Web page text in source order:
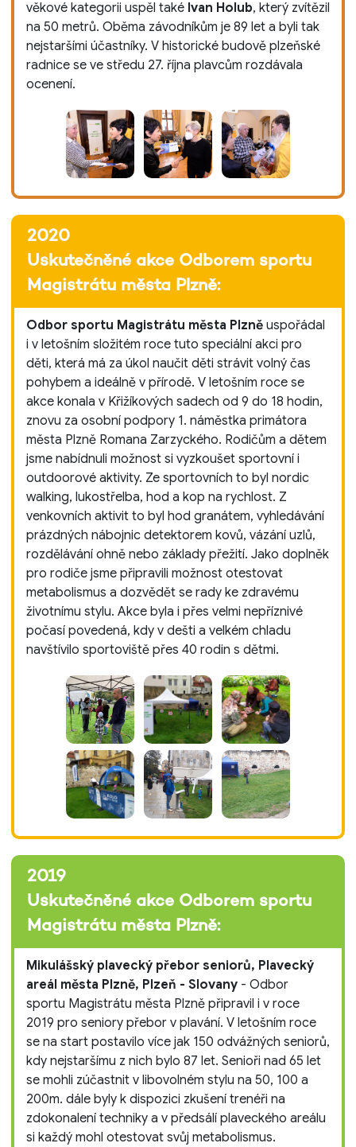
věkové kategorii uspěl také Ivan Holub, který zvítězil
na 50 metrů. Oběma závodníkům je 89 let a byli tak
nejstaršími účastníky. V historické budově plzeňské
radnice se ve středu 27. října plavcům rozdávala
ocenení.
2020
Uskutečněné akce Odborem sportu
Magistrátu města Plzně:
Odbor sportu Magistrátu města Plzně uspořádal
i v letošním složitém roce tuto speciální akci pro
děti, která má za úkol naučit děti strávit volný čas
pohybem a ideálně v přírodě. V letošním roce se
akce konala v Křižíkových sadech od 9 do 18 hodin,
znovu za osobní podpory 1. náměstka primátora
města Plzně Romana Zarzyckého. Rodičům a dětem
jsme nabídnuli možnost si vyzkoušet sportovní i
outdoorové aktivity. Ze sportovních to byl nordic
walking, lukostřelba, hod a kop na rychlost. Z
venkovních aktivit to byl hod granátem, vyhledávání
prázdných nábojnic detektorem kovů, vázání uzlů,
rozdělávání ohně nebo základy přežití. Jako doplněk
pro rodiče jsme připravili možnost otestovat
metabolismus a dozvědět se rady ke zdravému
životnímu stylu. Akce byla i přes velmi nepříznivé
počasí povedená, kdy v dešti a velkém chladu
navštívilo sportoviště přes 40 rodin s dětmi.
2019
Uskutečněné akce Odborem sportu
Magistrátu města Plzně:
Mikulášský plavecký přebor seniorů, Plavecký
areál města Plzně, Plzeň - Slovany - Odbor
sportu Magistrátu města Plzně připravil i v roce
2019 pro seniory přebor v plavání. V letošním roce
se na start postavilo více jak 150 odvážných seniorů,
kdy nejstaršímu z nich bylo 87 let. Senioři nad 65 let
se mohli zúčastnit v libovolném stylu na 50, 100 a
200m. dále byly k dispozici zkušení trenéři na
zdokonalení techniky a v předsálí plaveckého areálu
si každý mohl otestovat svůj metabolismus.